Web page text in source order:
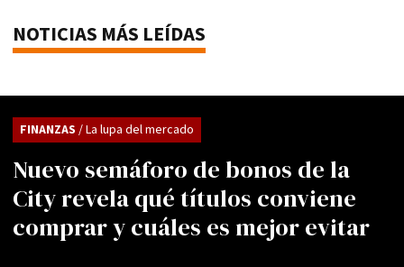
NOTICIAS MÁS LEÍDAS
Nuevo semáforo de bonos de la
City revela qué títulos conviene
comprar y cuáles es mejor evitar
FINANZAS / La lupa del mercado